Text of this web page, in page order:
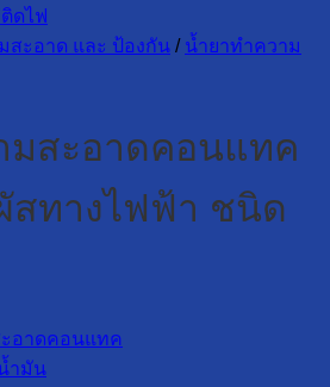
สะอาด และ ป้องกัน / น้ำยาทำความ
มสะอาดคอนแทค
สทางไฟฟ้า ชนิด